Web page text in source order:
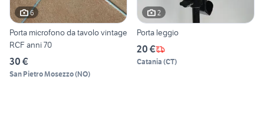
6
Porta microfono da tavolo vintage
RCF anni 70
30 €
San Pietro Mosezzo(NO)
2
Porta leggio
20 €
Catania (CT)